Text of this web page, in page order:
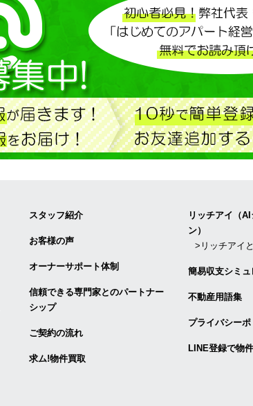
スタッフ紹介
お客様の声
オーナーサポート体制
信頼できる専⾨家とのパートナー
シップ
ご契約の流れ
求ム!物件買取
リッチアイ（
ン）
>リッチアイ
簡易収支シミ
不動産用語集
プライバシー
LINE登録で物